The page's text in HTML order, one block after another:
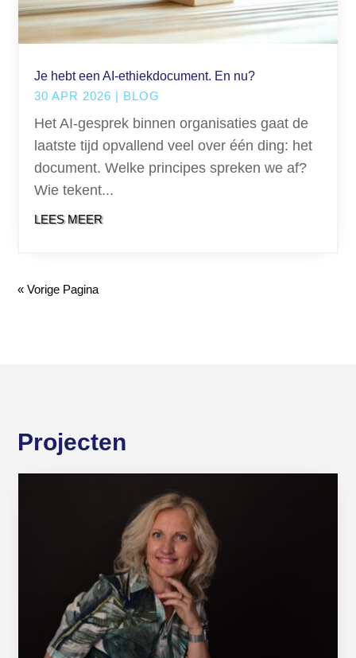
Je hebt een AI-ethiekdocument. En nu?
30 APR 2026 | BLOG
Het AI-gesprek binnen organisaties gaat de
laatste tijd opvallend veel over één ding: het
document. Welke principes spreken we af?
Wie tekent...
LEES MEER
« Vorige Pagina
Projecten